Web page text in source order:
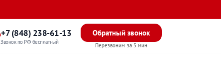
+7 (848) 238-61-13
Звонок по РФ бесплатный
Обратный звонок
Перезвоним за 5 мин